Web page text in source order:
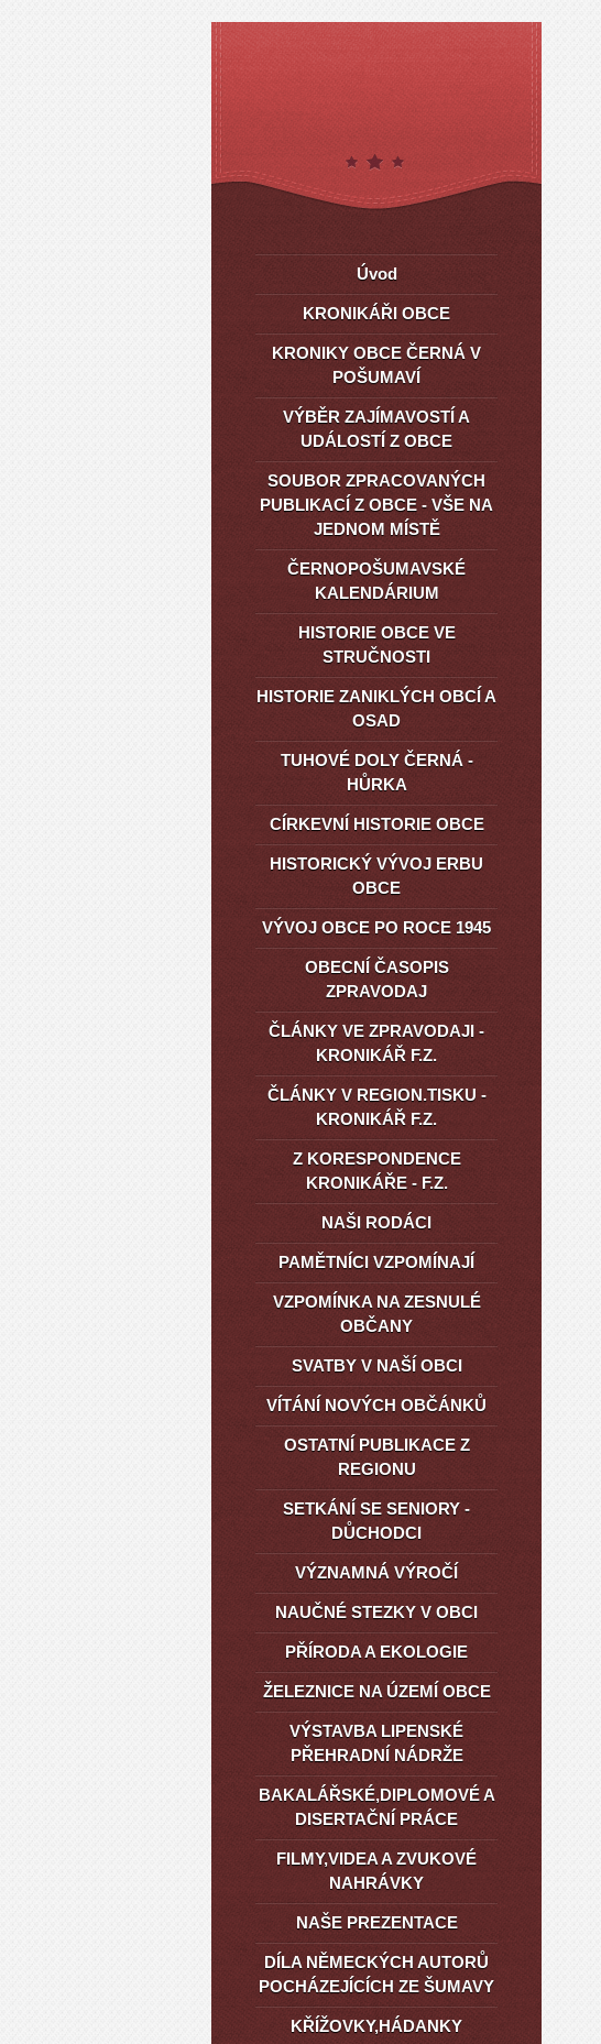
Úvod
KRONIKÁŘI OBCE
KRONIKY OBCE ČERNÁ V
POŠUMAVÍ
VÝBĚR ZAJÍMAVOSTÍ A
UDÁLOSTÍ Z OBCE
SOUBOR ZPRACOVANÝCH
PUBLIKACÍ Z OBCE - VŠE NA
JEDNOM MÍSTĚ
ČERNOPOŠUMAVSKÉ
KALENDÁRIUM
HISTORIE OBCE VE
STRUČNOSTI
HISTORIE ZANIKLÝCH OBCÍ A
OSAD
TUHOVÉ DOLY ČERNÁ -
HŮRKA
CÍRKEVNÍ HISTORIE OBCE
HISTORICKÝ VÝVOJ ERBU
OBCE
VÝVOJ OBCE PO ROCE 1945
OBECNÍ ČASOPIS
ZPRAVODAJ
ČLÁNKY VE ZPRAVODAJI -
KRONIKÁŘ F.Z.
ČLÁNKY V REGION.TISKU -
KRONIKÁŘ F.Z.
Z KORESPONDENCE
KRONIKÁŘE - F.Z.
NAŠI RODÁCI
PAMĚTNÍCI VZPOMÍNAJÍ
VZPOMÍNKA NA ZESNULÉ
OBČANY
SVATBY V NAŠÍ OBCI
VÍTÁNÍ NOVÝCH OBČÁNKŮ
OSTATNÍ PUBLIKACE Z
REGIONU
SETKÁNÍ SE SENIORY -
DŮCHODCI
VÝZNAMNÁ VÝROČÍ
NAUČNÉ STEZKY V OBCI
PŘÍRODA A EKOLOGIE
ŽELEZNICE NA ÚZEMÍ OBCE
VÝSTAVBA LIPENSKÉ
PŘEHRADNÍ NÁDRŽE
BAKALÁŘSKÉ,DIPLOMOVÉ A
DISERTAČNÍ PRÁCE
FILMY,VIDEA A ZVUKOVÉ
NAHRÁVKY
NAŠE PREZENTACE
DÍLA NĚMECKÝCH AUTORŮ
POCHÁZEJÍCÍCH ZE ŠUMAVY
KŘÍŽOVKY,HÁDANKY